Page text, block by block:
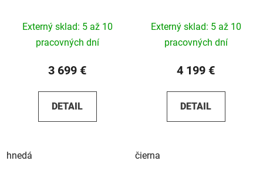
Externý sklad: 5 až 10
pracovných dní
3 699 €
DETAIL
hnedá
Externý sklad: 5 až 10
pracovných dní
4 199 €
DETAIL
čierna